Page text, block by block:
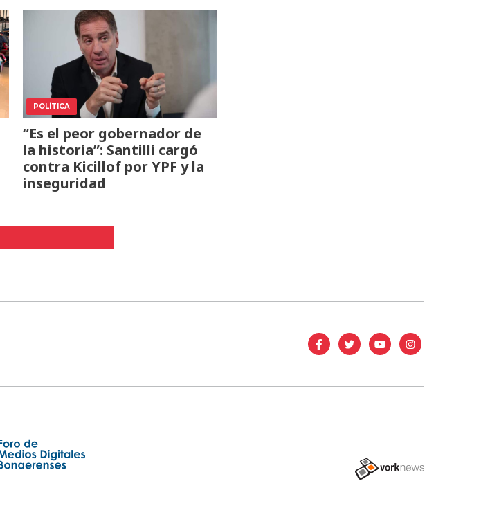
POLÍTICA
“Es el peor gobernador de
la historia”: Santilli cargó
contra Kicillof por YPF y la
inseguridad